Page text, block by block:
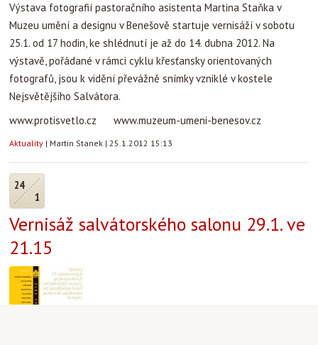
Výstava fotografií pastoračního asistenta Martina Staňka v
Muzeu umění a designu v Benešově startuje vernisáží v sobotu
25.1. od 17 hodin, ke shlédnutí je až do 14. dubna 2012. Na
výstavě, pořádané v rámci cyklu křesťansky orientovaných
fotografů, jsou k vidění převážně snímky vzniklé v kostele
Nejsvětějšího Salvátora.
www.protisvetlo.cz www.muzeum-umeni-benesov.cz
Aktuality | Martin Stanek | 25.1.2012 15:13
24
1
Vernisáž salvátorského salonu 29.1. ve
21.15